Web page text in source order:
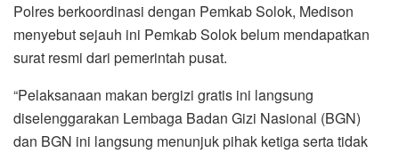
Polres berkoordinasi dengan Pemkab Solok, Medison
menyebut sejauh ini Pemkab Solok belum mendapatkan
surat resmi dari pemerintah pusat.
“Pelaksanaan makan bergizi gratis ini langsung
diselenggarakan Lembaga Badan Gizi Nasional (BGN)
dan BGN ini langsung menunjuk pihak ketiga serta tidak